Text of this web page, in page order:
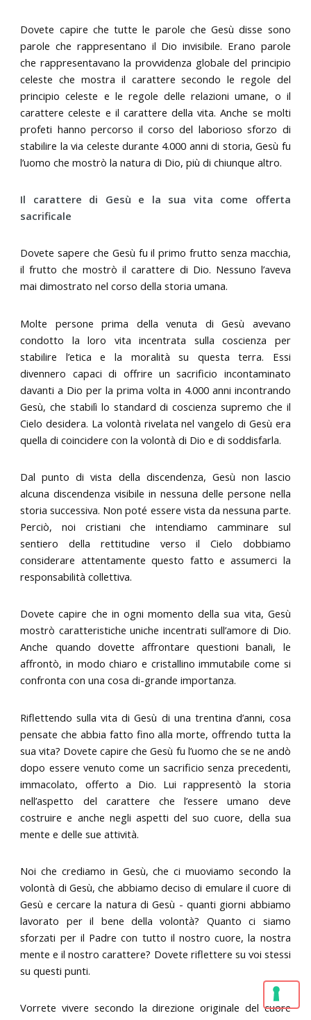
Dovete capire che tutte le parole che Gesù disse sono
parole che rappresentano il Dio invisibile. Erano parole
che rappresentavano la provvidenza globale del principio
celeste che mostra il carattere secondo le regole del
principio celeste e le regole delle relazioni umane, o il
carattere celeste e il carattere della vita. Anche se molti
profeti hanno percorso il corso del laborioso sforzo di
stabilire la via celeste durante 4.000 anni di storia, Gesù fu
l’uomo che mostrò la natura di Dio, più di chiunque altro.
Il carattere di Gesù e la sua vita come offerta
sacrificale
Dovete sapere che Gesù fu il primo frutto senza macchia,
il frutto che mostrò il carattere di Dio. Nessuno l’aveva
mai dimostrato nel corso della storia umana.
Molte persone prima della venuta di Gesù avevano
condotto la loro vita incentrata sulla coscienza per
stabilire l’etica e la moralità su questa terra. Essi
divennero capaci di offrire un sacrificio incontaminato
davanti a Dio per la prima volta in 4.000 anni incontrando
Gesù, che stabilì lo standard di coscienza supremo che il
Cielo desidera. La volontà rivelata nel vangelo di Gesù era
quella di coincidere con la volontà di Dio e di soddisfarla.
Dal punto di vista della discendenza, Gesù non lascio
alcuna discendenza visibile in nessuna delle persone nella
storia successiva. Non poté essere vista da nessuna parte.
Perciò, noi cristiani che intendiamo camminare sul
sentiero della rettitudine verso il Cielo dobbiamo
considerare attentamente questo fatto e assumerci la
responsabilità collettiva.
Dovete capire che in ogni momento della sua vita, Gesù
mostrò caratteristiche uniche incentrati sull’amore di Dio.
Anche quando dovette affrontare questioni banali, le
affrontò, in modo chiaro e cristallino immutabile come si
confronta con una cosa di-grande importanza.
Riflettendo sulla vita di Gesù di una trentina d’anni, cosa
pensate che abbia fatto fino alla morte, offrendo tutta la
sua vita? Dovete capire che Gesù fu l’uomo che se ne andò
dopo essere venuto come un sacrificio senza precedenti,
immacolato, offerto a Dio. Lui rappresentò la storia
nell’aspetto del carattere che l’essere umano deve
costruire e anche negli aspetti del suo cuore, della sua
mente e delle sue attività.
Noi che crediamo in Gesù, che ci muoviamo secondo la
volontà di Gesù, che abbiamo deciso di emulare il cuore di
Gesù e cercare la natura di Gesù - quanti giorni abbiamo
lavorato per il bene della volontà? Quanto ci siamo
sforzati per il Padre con tutto il nostro cuore, la nostra
mente e il nostro carattere? Dovete riflettere su voi stessi
su questi punti.
Vorrete vivere secondo la direzione originale del cuore